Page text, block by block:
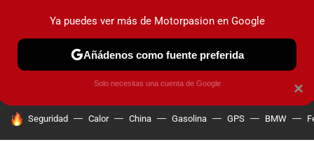
PRUEBAS COCHES ELÉCTRICOS OBSERVATORIO
HOY SE HABLA DE
Seguridad Calor China Gasolina GPS BMW
×
Ya puedes ver más de Motorpasion en Google
Añádenos como fuente preferida
Solo necesitas una cuenta de Google